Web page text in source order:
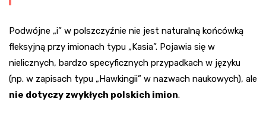
Podwójne „i” w polszczyźnie nie jest naturalną końcówką
fleksyjną przy imionach typu „Kasia”. Pojawia się w
nielicznych, bardzo specyficznych przypadkach w języku
(np. w zapisach typu „Hawkingii” w nazwach naukowych), ale
nie dotyczy zwykłych polskich imion.